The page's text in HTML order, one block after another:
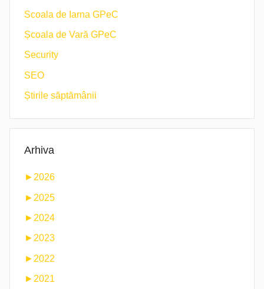
Scoala de Iarna GPeC
Școala de Vară GPeC
Security
SEO
Știrile săptămânii
Arhiva
► 2026
► 2025
► 2024
►2023
► 2022
► 2021